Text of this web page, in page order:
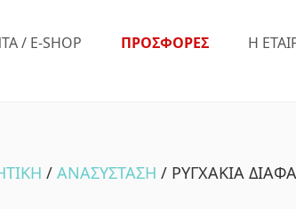
/ E-SHOP ΠΡΟΣΦΟΡΕΣ Η
/ΑΝΑΣΥΣΤΑΣΗ / ΡΥΓΧΑΚΙΑ